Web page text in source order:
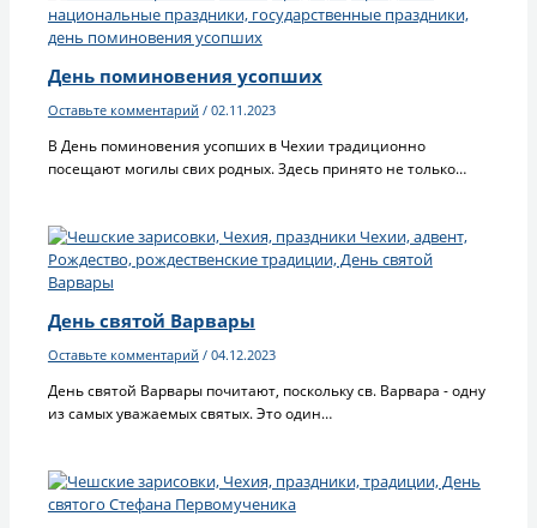
День поминовения усопших
Оставьте комментарий / 02.11.2023
В День поминовения усопших в Чехии традиционно
посещают могилы свих родных. Здесь принято не только…
День святой Варвары
Оставьте комментарий / 04.12.2023
День святой Варвары почитают, поскольку св. Варвара - одну
из самых уважаемых святых. Это один…